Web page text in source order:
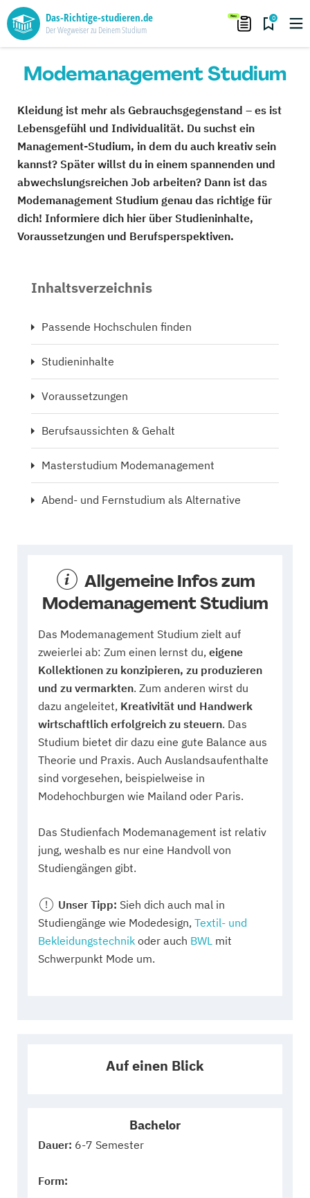
Das-Richtige-studieren.de
Der Wegweiser zu Deinem Studium
0
Modemanagement Studium
Kleidung ist mehr als Gebrauchsgegenstand – es ist
Lebensgefühl und Individualität. Du suchst ein
Management-Studium, in dem du auch kreativ sein
kannst? Später willst du in einem spannenden und
abwechslungsreichen Job arbeiten? Dann ist das
Modemanagement Studium genau das richtige für
dich! Informiere dich hier über Studieninhalte,
Voraussetzungen und Berufsperspektiven.
Inhaltsverzeichnis
Passende Hochschulen finden
Studieninhalte
Voraussetzungen
Berufsaussichten & Gehalt
Masterstudium Modemanagement
Abend- und Fernstudium als Alternative
Allgemeine Infos zum
Modemanagement Studium
Das Modemanagement Studium zielt auf
zweierlei ab: Zum einen lernst du, eigene
Kollektionen zu konzipieren, zu produzieren
und zu vermarkten. Zum anderen wirst du
dazu angeleitet, Kreativität und Handwerk
wirtschaftlich erfolgreich zu steuern. Das
Studium bietet dir dazu eine gute Balance aus
Theorie und Praxis. Auch Auslandsaufenthalte
sind vorgesehen, beispielweise in
Modehochburgen wie Mailand oder Paris.
Das Studienfach Modemanagement ist relativ
jung, weshalb es nur eine Handvoll von
Studiengängen gibt.
Unser Tipp: Sieh dich auch mal in
Studiengänge wie Modedesign, Textil- und
Bekleidungstechnik oder auch BWL mit
Schwerpunkt Mode um.
Auf einen Blick
Bachelor
Dauer: 6-7 Semester
Form: